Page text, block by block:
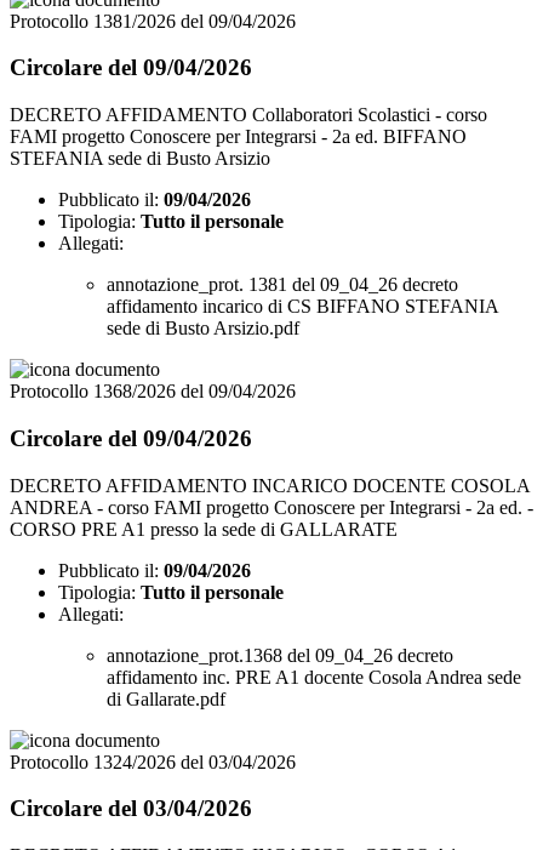
Protocollo 1381/2026 del 09/04/2026
Circolare del 09/04/2026
DECRETO AFFIDAMENTO Collaboratori Scolastici - corso
FAMI progetto Conoscere per Integrarsi - 2a ed. BIFFANO
STEFANIA sede di Busto Arsizio
Pubblicato il: 09/04/2026
Tipologia: Tutto il personale
Allegati:
annotazione_prot. 1381 del 09_04_26 decreto
affidamento incarico di CS BIFFANO STEFANIA
sede di Busto Arsizio.pdf
Protocollo 1368/2026 del 09/04/2026
Circolare del 09/04/2026
DECRETO AFFIDAMENTO INCARICO DOCENTE COSOLA
ANDREA - corso FAMI progetto Conoscere per Integrarsi - 2a ed. -
CORSO PRE A1 presso la sede di GALLARATE
Pubblicato il: 09/04/2026
Tipologia: Tutto il personale
Allegati:
annotazione_prot.1368 del 09_04_26 decreto
affidamento inc. PRE A1 docente Cosola Andrea sede
di Gallarate.pdf
Protocollo 1324/2026 del 03/04/2026
Circolare del 03/04/2026